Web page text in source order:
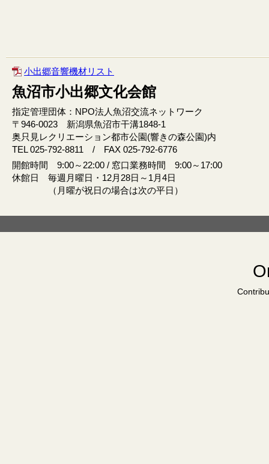
小出郷音響機材リスト
魚沼市小出郷文化会館
指定管理団体：NPO法人魚沼交流ネットワーク
〒946‐0023 新潟県魚沼市干溝1848‐1
奥只見レクリエーション都市公園(響きの森公園)内
TEL 025-792-8811 / FAX 025-792-6776
開館時間 9:00～22:00 / 窓口業務時間 9:00～17:00
休館日 毎週月曜日・12月28日～1月4日
（月曜が祝日の場合は次の平日）